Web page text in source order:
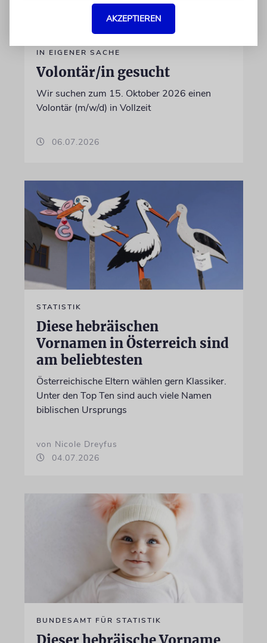
IN EIGENER SACHE
Volontär/in gesucht
Wir suchen zum 15. Oktober 2026 einen
Volontär (m/w/d) in Vollzeit
06.07.2026
STATISTIK
Diese hebräischen
Vornamen in Österreich sind
am beliebtesten
Österreichische Eltern wählen gern Klassiker.
Unter den Top Ten sind auch viele Namen
biblischen Ursprungs
von Nicole Dreyfus
04.07.2026
BUNDESAMT FÜR STATISTIK
AKZEPTIEREN